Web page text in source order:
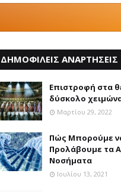
ΔΗΜΟΦΙΛΕΙΣ ΑΝΑΡΤΗΣΕΙΣ
Επιστροφή στα
δύσκολο
Μαρτίου 29, 2022
Πώς Μπορούμε
Προλάβουμε τα
Νοσήματα
Ιουλίου 13, 2021